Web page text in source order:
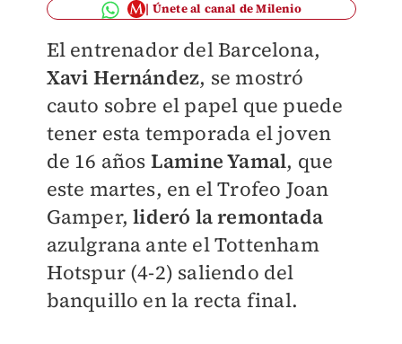
Únete al canal de Milenio
El entrenador del Barcelona,
Xavi Hernández, se mostró
cauto sobre el papel que puede
tener esta temporada el joven
de 16 años Lamine Yamal, que
este martes, en el Trofeo Joan
Gamper,lideró la remontada
azulgrana ante el Tottenham
Hotspur (4-2) saliendo del
banquillo en la recta final.